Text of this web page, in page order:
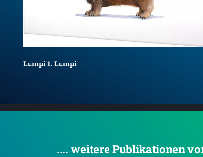
Lumpi 1: Lumpi
.... weitere Publikationen